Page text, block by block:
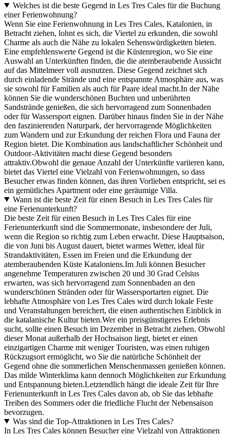
Welches ist die beste Gegend in Les Tres Cales für die Buchung
einer Ferienwohnung?
Wenn Sie eine Ferienwohnung in Les Tres Cales, Katalonien, in
Betracht ziehen, lohnt es sich, die Viertel zu erkunden, die sowohl
Charme als auch die Nähe zu lokalen Sehenswürdigkeiten bieten.
Eine empfehlenswerte Gegend ist die Küstenregion, wo Sie eine
Auswahl an Unterkünften finden, die die atemberaubende Aussicht
auf das Mittelmeer voll ausnutzen. Diese Gegend zeichnet sich
durch einladende Strände und eine entspannte Atmosphäre aus, was
sie sowohl für Familien als auch für Paare ideal macht.In der Nähe
können Sie die wunderschönen Buchten und unberührten
Sandstrände genießen, die sich hervorragend zum Sonnenbaden
oder für Wassersport eignen. Darüber hinaus finden Sie in der Nähe
den faszinierenden Naturpark, der hervorragende Möglichkeiten
zum Wandern und zur Erkundung der reichen Flora und Fauna der
Region bietet. Die Kombination aus landschaftlicher Schönheit und
Outdoor-Aktivitäten macht diese Gegend besonders
attraktiv.Obwohl die genaue Anzahl der Unterkünfte variieren kann,
bietet das Viertel eine Vielzahl von Ferienwohnungen, so dass
Besucher etwas finden können, das ihren Vorlieben entspricht, sei es
ein gemütliches Apartment oder eine geräumige Villa.
Wann ist die beste Zeit für einen Besuch in Les Tres Cales für
eine Ferienunterkunft?
Die beste Zeit für einen Besuch in Les Tres Cales für eine
Ferienunterkunft sind die Sommermonate, insbesondere der Juli,
wenn die Region so richtig zum Leben erwacht. Diese Hauptsaison,
die von Juni bis August dauert, bietet warmes Wetter, ideal für
Strandaktivitäten, Essen im Freien und die Erkundung der
atemberaubenden Küste Kataloniens.Im Juli können Besucher
angenehme Temperaturen zwischen 20 und 30 Grad Celsius
erwarten, was sich hervorragend zum Sonnenbaden an den
wunderschönen Stränden oder für Wassersportarten eignet. Die
lebhafte Atmosphäre von Les Tres Cales wird durch lokale Feste
und Veranstaltungen bereichert, die einen authentischen Einblick in
die katalanische Kultur bieten.Wer ein preisgünstigeres Erlebnis
sucht, sollte einen Besuch im Dezember in Betracht ziehen. Obwohl
dieser Monat außerhalb der Hochsaison liegt, bietet er einen
einzigartigen Charme mit weniger Touristen, was einen ruhigen
Rückzugsort ermöglicht, wo Sie die natürliche Schönheit der
Gegend ohne die sommerlichen Menschenmassen genießen können.
Das milde Winterklima kann dennoch Möglichkeiten zur Erkundung
und Entspannung bieten.Letztendlich hängt die ideale Zeit für Ihre
Ferienunterkunft in Les Tres Cales davon ab, ob Sie das lebhafte
Treiben des Sommers oder die friedliche Flucht der Nebensaison
bevorzugen.
Was sind die Top-Attraktionen in Les Tres Cales?
In Les Tres Cales können Besucher eine Vielzahl von Attraktionen